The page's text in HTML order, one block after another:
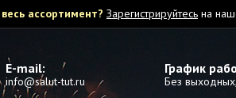
ассортимент? Зарегистрируйтесь на
E-mail:
info@salut-tut.ru
График
Без